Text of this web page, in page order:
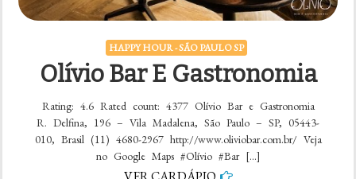
HAPPY HOUR - SÃO PAULO SP
Olívio Bar E Gastronomia
Rating: 4.6 Rated count: 4377 Olívio Bar e Gastronomia
R. Delfina, 196 – Vila Madalena, São Paulo – SP, 05443-
010, Brasil (11) 4680-2967 http://www.oliviobar.com.br/ Veja
no Google Maps #Olívio #Bar […]